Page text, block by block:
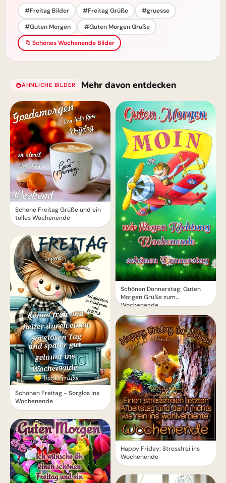
#Freitag Bilder #Freitag Grüße
#gruesse
#Guten Morgen
#Guten Morgen Grüße
📁 Schönes Wochenende Bilder
ÄHNLICHE BILDER Mehr davon entdecken
Schöne Freitag Grüße und ein
tolles Wochenende
Schönen Freitag - Sorglos ins
Wochenende
Schönen Donnerstag: Guten
Morgen Grüße zum
Wochenende
Happy Friday: Stressfrei ins
Wochenende